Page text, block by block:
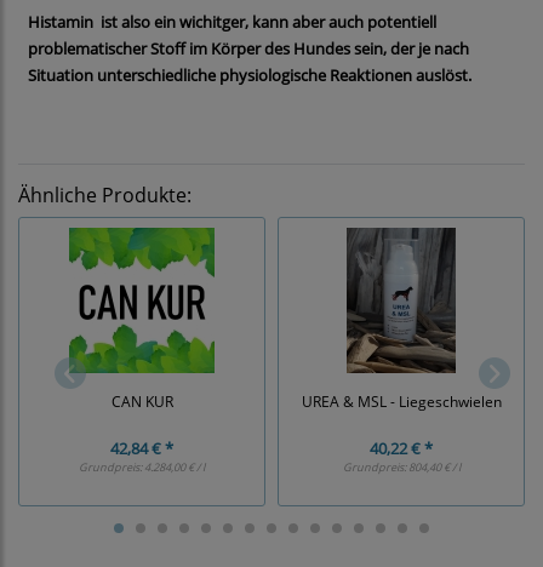
Histamin ist also ein wichitger, kann aber auch potentiell
problematischer Stoff im Körper des Hundes sein, der je nach
Situation unterschiedliche physiologische Reaktionen auslöst.
Ähnliche Produkte:
CAN KUR
42,84 € *
Grundpreis:4.284,00 € / l
UREA & MSL - Liegeschwielen
40,22 € *
Grundpreis:804,40 € / l